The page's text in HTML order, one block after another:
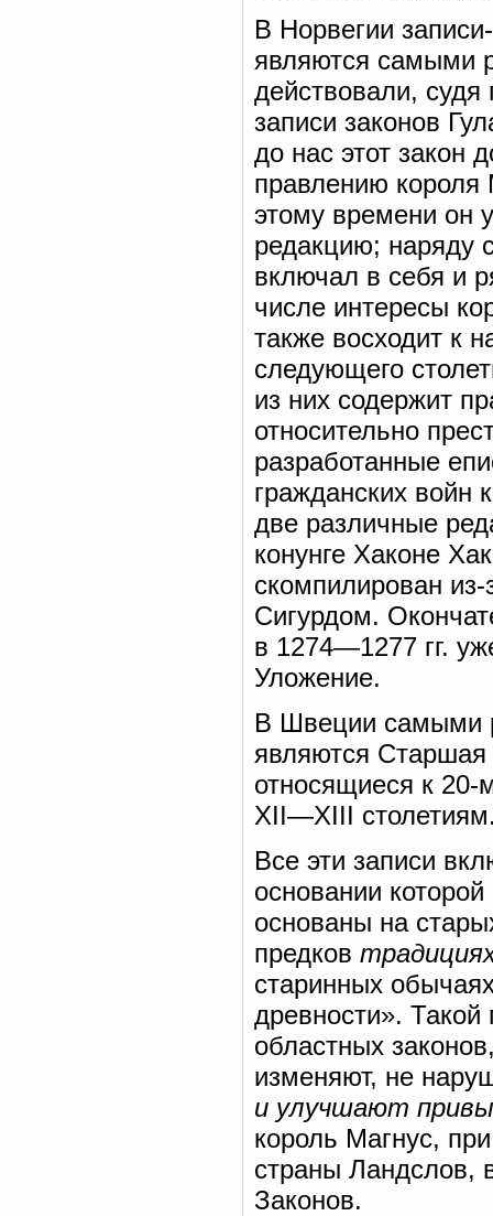
В Норвегии
являются самыми
действовали,
записи законов
до нас этот закон
правлению короля
этому времени он
редакцию; наряду
включал в себя и
числе интересы
также восходит к
следующего
из них содержит
относительно
разработанные
гражданских
две различные
конунге Хаконе
скомпилирован
Сигурдом.
в 1274—1277 гг.
Уложение.
В Швеции самыми
являются Старшая
относящиеся к 20-
XII—XIII
Все эти записи
основании
основаны на
предков
старинных
древности». Такой
областных
изменяют, не
и улучшают
король Магнус,
страны Ландслов,
Законов.